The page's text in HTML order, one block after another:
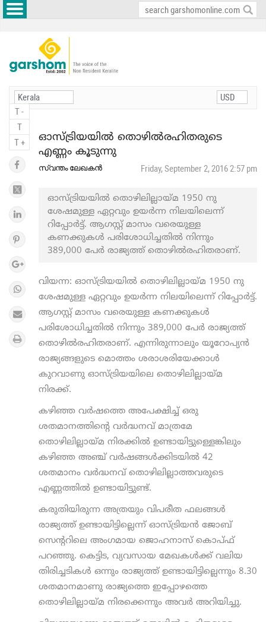
T -
T
T +
ഓസ്ട്രിയയിൽ തൊഴിൽരഹിതരുടെ
എണ്ണം കൂടുന്നു
സ്വന്തം ലേഖകൻ Friday, September 2, 2016 2:57 pm
ഓസ്ട്രിയയിൽ തൊഴിലില്ലായ്മ 1950 നു
ശേഷമുള്ള ഏറ്റവും ഉയർന്ന നിലയിലെന്ന്
റിപ്പോർട്ട്. ആഗസ്റ്റ് മാസം വരെയുള്ള
കണക്കുകൾ പരിശോധിച്ചതിൽ നിന്നും
389,000 പേർ രാജ്യത്ത് തൊഴിൽരഹിതരാണ്.
വിയന്ന: ഓസ്ട്രിയയിൽ തൊഴിലില്ലായ്മ 1950 നു
ശേഷമുള്ള ഏറ്റവും ഉയർന്ന നിലയിലെന്ന് റിപ്പോർട്ട്.
ആഗസ്റ്റ് മാസം വരെയുള്ള കണക്കുകൾ
പരിശോധിച്ചതിൽ നിന്നും 389,000 പേർ രാജ്യത്ത്
തൊഴിൽരഹിതരാണ്. എന്നിരുന്നാലും യൂറോപ്യൻ
രാജ്യങ്ങളുടെ മൊത്തം ശരാശരിയേക്കാൾ
കുറവാണു ഓസ്ട്രിയയിലെ തൊഴിലില്ലായ്മ
നിരക്ക്.
കഴിഞ്ഞ വർഷത്തെ അപേക്ഷിച്ച് ഒരു
ശതമാനത്തിന്റെ വർദ്ധനവ് മാത്രമേ
തൊഴിലില്ലായ്മ നിരക്കിൽ ഉണ്ടായിട്ടുള്ളെങ്കിലും
കഴിഞ്ഞ അഞ്ച് വർഷങ്ങൾക്കിടയിൽ 42
ശതമാനം വർദ്ധനവ് തൊഴിലില്ലാത്തവരുടെ
എണ്ണത്തിൽ ഉണ്ടായിട്ടുണ്ട്.
കരുതിയിരുന്ന അത്രയും വിപരീത ഫലങ്ങൾ
രാജ്യത്ത് ഉണ്ടായിട്ടില്ലെന്ന് ഓസ്ട്രിയൻ ജോബ്
സെന്ററിലെ അംഗമായ ജൊഹനാസ് കൊപ്ഫ്
പറഞ്ഞു. കെട്ടിട, വ്യവസായ മേഖകൾക്ക് വലിയ
തിരിച്ചടികൾ ഒന്നും രാജ്യത്ത് ഉണ്ടായിട്ടില്ലെന്നും 8.30
ശതമാനമാണു രാജ്യത്തെ ഇപ്പോഴത്തെ
തൊഴിലില്ലായ്മ നിരക്കെന്നും അവർ അറിയിച്ചു.